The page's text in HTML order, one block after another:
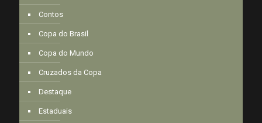
Contos
Copa do Brasil
Copa do Mundo
Cruzados da Copa
Destaque
Estaduais